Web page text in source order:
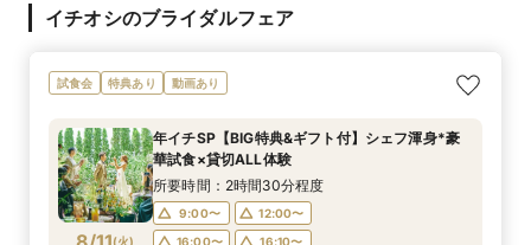
イチオシのブライダルフェア
試食会 特典あり 動画あり
(火)
年イチSP【BIG特典&ギフト付】シェフ渾身*豪
華試食×貸切ALL体験
所要時間：2時間30分程度
9:00〜
12:00〜
16:00〜
16:10〜